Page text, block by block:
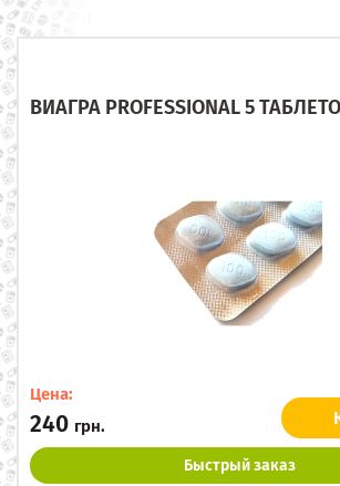
ВИАГРА PROFESSIONAL 5
Цена:
240 грн.
Быстрый заказ